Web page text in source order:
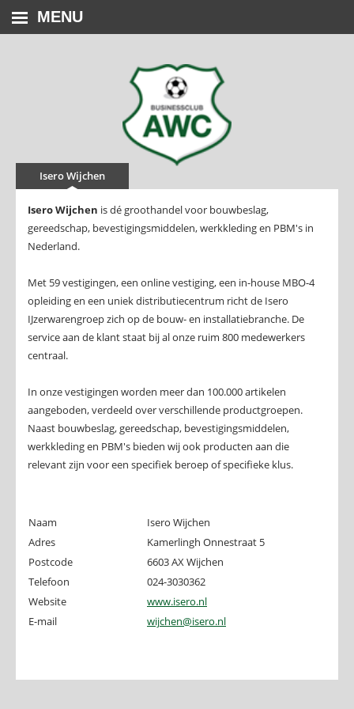
MENU
Isero Wijchen
Isero Wijchen is dé groothandel voor bouwbeslag,
gereedschap, bevestigingsmiddelen, werkkleding en PBM's in
Nederland.
Met 59 vestigingen, een online vestiging, een in-house MBO-4
opleiding en een uniek distributiecentrum richt de Isero
IJzerwarengroep zich op de bouw- en installatiebranche. De
service aan de klant staat bij al onze ruim 800 medewerkers
centraal.
In onze vestigingen worden meer dan 100.000 artikelen
aangeboden, verdeeld over verschillende productgroepen.
Naast bouwbeslag, gereedschap, bevestigingsmiddelen,
werkkleding en PBM's bieden wij ook producten aan die
relevant zijn voor een specifiek beroep of specifieke klus.
Naam
Isero Wijchen
Adres
Kamerlingh Onnestraat 5
Postcode
6603 AX Wijchen
Telefoon
024-3030362
Website
www.isero.nl
E-mail
wijchen@isero.nl